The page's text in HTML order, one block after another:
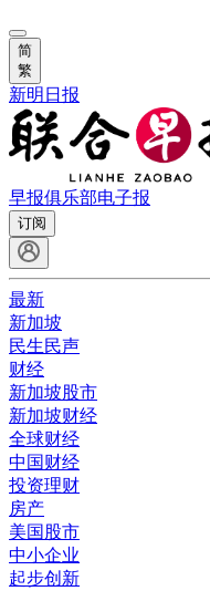
简
繁
新明日报
早报俱乐部电子报
订阅
最新
新加坡
民生民声
财经
新加坡股市
新加坡财经
全球财经
中国财经
投资理财
房产
美国股市
中小企业
起步创新